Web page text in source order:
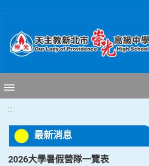
:::
最新消息
2026大學暑假營隊一覽表